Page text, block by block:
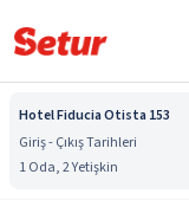
Hotel Fiducia Otista 153
Giriş - Çıkış Tarihleri
1 Oda, 2 Yetişkin